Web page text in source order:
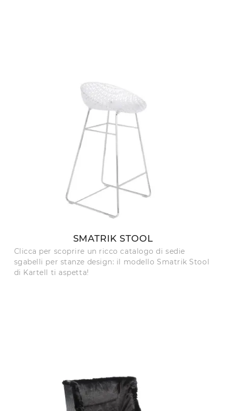
SMATRIK STOOL
Clicca per scoprire un ricco catalogo di sedie
sgabelli per stanze design: il modello Smatrik Stool
di Kartell ti aspetta!